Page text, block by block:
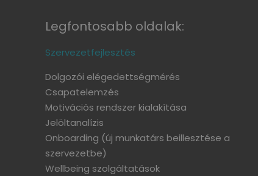
Legfontosabb oldalak:
Szervezetfejlesztés
Dolgozói elégedettségmérés
Csapatelemzés
Motivációs rendszer kialakítása
Jelöltanalízis
Onboarding (új munkatárs beillesztése a
szervezetbe)
Wellbeing szolgáltatások